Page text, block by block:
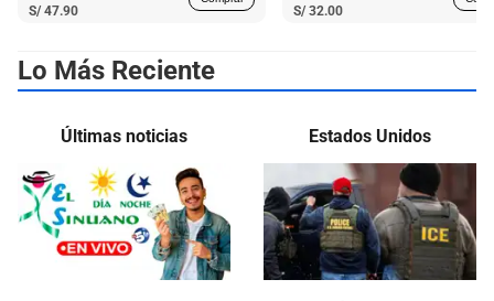
S/ 47.90 S/ 32.00
Lo Más Reciente
Últimas noticias Estados Unidos